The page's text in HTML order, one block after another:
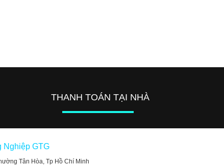
THANH TOÁN TẠI NHÀ
Nghiệp GTG
Tân Hòa, Tp Hồ Chí Minh